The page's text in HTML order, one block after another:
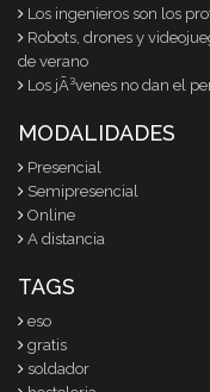
Los ingenieros son los
Robots, drones y
de verano
Los jÃ³venes no dan el
MODALIDADES
Presencial
Semipresencial
Online
A distancia
TAGS
eso
gratis
soldador